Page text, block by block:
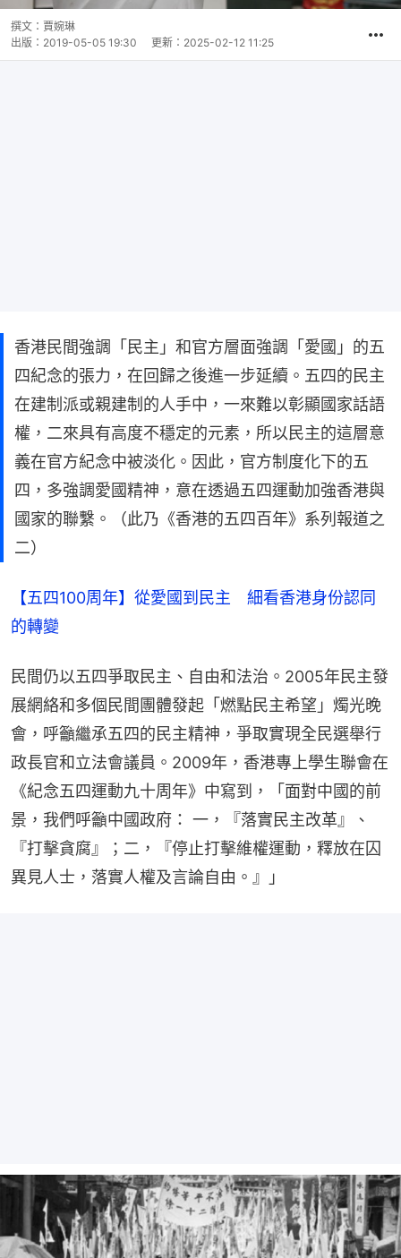
撰文： 賈婉琳
出版： 2019-05-05 19:30 更新： 2025-02-12 11:25
香港民間強調「民主」和官方層面強調「愛國」的五
四紀念的張力，在回歸之後進一步延續。五四的民主
在建制派或親建制的人手中，一來難以彰顯國家話語
權，二來具有高度不穩定的元素，所以民主的這層意
義在官方紀念中被淡化。因此，官方制度化下的五
四，多強調愛國精神，意在透過五四運動加強香港與
國家的聯繫。（此乃《香港的五四百年》系列報道之
二）
【五四100周年】從愛國到民主　細看香港身份認同
的轉變
民間仍以五四爭取民主、自由和法治。2005年民主發
展網絡和多個民間團體發起「燃點民主希望」燭光晚
會，呼籲繼承五四的民主精神，爭取實現全民選舉行
政長官和立法會議員。2009年，香港專上學生聯會在
《紀念五四運動九十周年》中寫到，「面對中國的前
景，我們呼籲中國政府： 一，『落實民主改革』、
『打擊貪腐』；二，『停止打擊維權運動，釋放在囚
異見人士，落實人權及言論自由。』」